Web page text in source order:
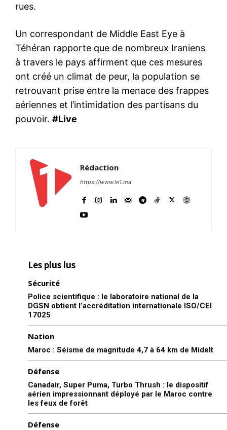
rues.
Un correspondant de Middle East Eye à
Téhéran rapporte que de nombreux Iraniens
à travers le pays affirment que ces mesures
ont créé un climat de peur, la population se
retrouvant prise entre la menace des frappes
aériennes et l’intimidation des partisans du
pouvoir. #Live
Rédaction
https://www.le1.ma
Les plus lus
Sécurité
Police scientifique : le laboratoire national de la
DGSN obtient l’accréditation internationale ISO/CEI
17025
Nation
Maroc : Séisme de magnitude 4,7 à 64 km de Midelt
Défense
Canadair, Super Puma, Turbo Thrush : le dispositif
aérien impressionnant déployé par le Maroc contre
les feux de forêt
Défense